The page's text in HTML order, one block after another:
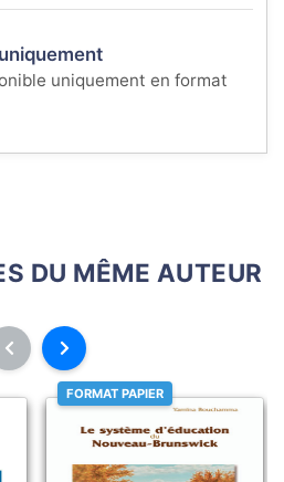
uniquement en format
DU MÊME AUTEUR
FORMAT PAPIER